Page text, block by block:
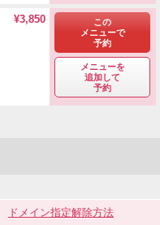
¥3,850
この
メニューで
予約
メニューを
追加して
予約
ドメイン指定解除方法